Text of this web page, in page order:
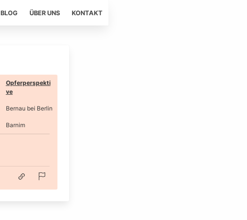
BLOG ÜBER UNS KONTAKT
Opferperspekti
ve
Bernau bei Berlin
Barnim